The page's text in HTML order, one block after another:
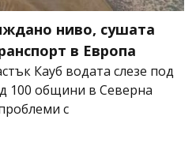
ниво, сушата
в Европа
Кауб водата слезе под
100 общини в Северна
с